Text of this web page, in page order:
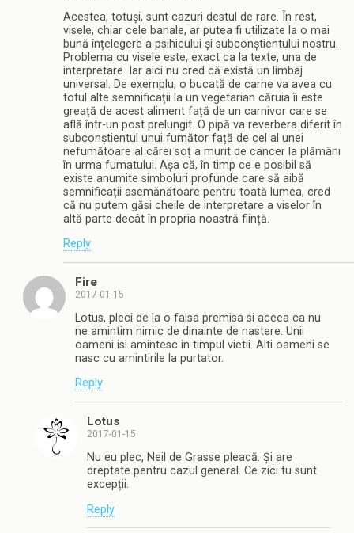
Acestea, totuși, sunt cazuri destul de rare. În rest,
visele, chiar cele banale, ar putea fi utilizate la o mai
bună înțelegere a psihicului și subconștientului nostru.
Problema cu visele este, exact ca la texte, una de
interpretare. Iar aici nu cred că există un limbaj
universal. De exemplu, o bucată de carne va avea cu
totul alte semnificații la un vegetarian căruia îi este
greață de acest aliment față de un carnivor care se
află într-un post prelungit. O pipă va reverbera diferit în
subconștientul unui fumător față de cel al unei
nefumătoare al cărei soț a murit de cancer la plămâni
în urma fumatului. Așa că, în timp ce e posibil să
existe anumite simboluri profunde care să aibă
semnificații asemănătoare pentru toată lumea, cred
că nu putem găsi cheile de interpretare a viselor în
altă parte decât în propria noastră ființă.
Reply
Fire
2017-01-15
Lotus, pleci de la o falsa premisa si aceea ca nu
ne amintim nimic de dinainte de nastere. Unii
oameni isi amintesc in timpul vietii. Alti oameni se
nasc cu amintirile la purtator.
Reply
Lotus
2017-01-15
Nu eu plec, Neil de Grasse pleacă. Și are
dreptate pentru cazul general. Ce zici tu sunt
excepții.
Reply